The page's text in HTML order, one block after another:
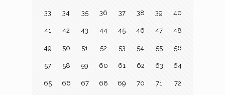
33 34 35 36 37 38 39 40
41 42 43 44 45 46 47 48
49 50 51 52 53 54 55 56
57 58 59 60 61 62 63 64
65 66 67 68 69 70 71 72